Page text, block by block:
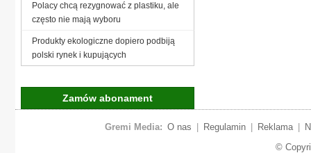
Polacy chcą rezygnować z plastiku, ale
często nie mają wyboru
Produkty ekologiczne dopiero podbiją
polski rynek i kupujących
Zamów abonament
Gremi Media: O nas Regulamin Reklama
©